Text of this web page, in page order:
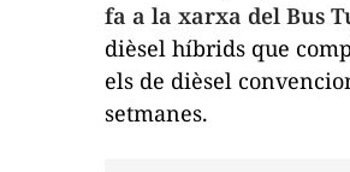
fa a la xarxa del Bus
dièsel híbrids que
els de dièsel
setmanes.